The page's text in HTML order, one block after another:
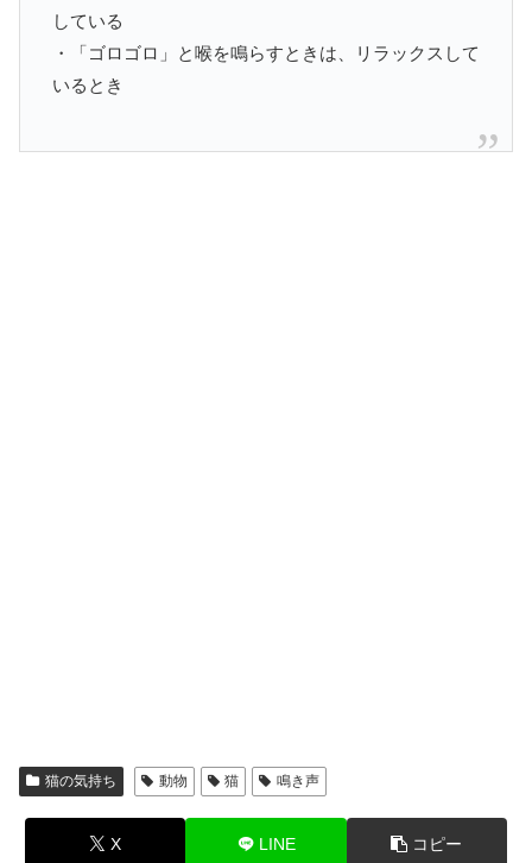
している
・「ゴロゴロ」と喉を鳴らすときは、リラックスして
いるとき
猫の気持ち 動物 猫 鳴き声
X LINE コピー